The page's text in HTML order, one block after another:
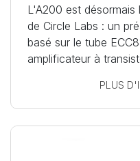
L'A200 est désormais
de Circle Labs : un
basé sur le tube
amplificateur à
PLUS